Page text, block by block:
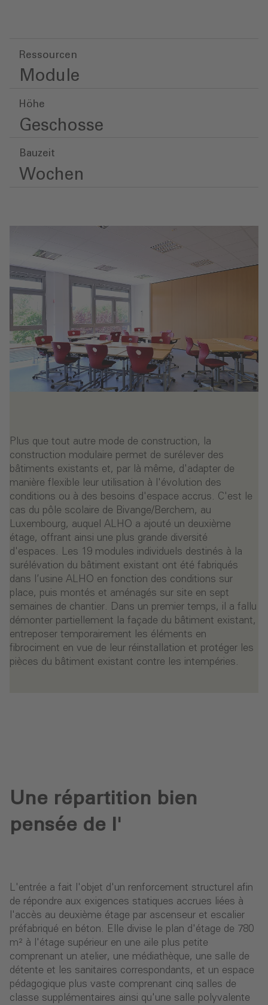
Ressourcen
Module
Höhe
Geschosse
Bauzeit
Wochen
Plus que tout autre mode de construction, la
construction modulaire permet de surélever des
bâtiments existants et, par là même, d'adapter de
manière flexible leur utilisation à l'évolution des
conditions ou à des besoins d'espace accrus. C'est le
cas du pôle scolaire de Bivange/Berchem, au
Luxembourg, auquel ALHO a ajouté un deuxième
étage, offrant ainsi une plus grande diversité
d'espaces. Les 19 modules individuels destinés à la
surélévation du bâtiment existant ont été fabriqués
dans l’usine ALHO en fonction des conditions sur
place, puis montés et aménagés sur site en sept
semaines de chantier. Dans un premier temps, il a fallu
démonter partiellement la façade du bâtiment existant,
entreposer temporairement les éléments en
fibrociment en vue de leur réinstallation et protéger les
pièces du bâtiment existant contre les intempéries.
Une répartition bien
pensée de l'
L'entrée a fait l'objet d'un renforcement structurel afin
de répondre aux exigences statiques accrues liées à
l'accès au deuxième étage par ascenseur et escalier
préfabriqué en béton. Elle divise le plan d'étage de 780
m² à l'étage supérieur en une aile plus petite
comprenant un atelier, une médiathèque, une salle de
détente et les sanitaires correspondants, et un espace
pédagogique plus vaste comprenant cinq salles de
classe supplémentaires ainsi qu'une salle polyvalente